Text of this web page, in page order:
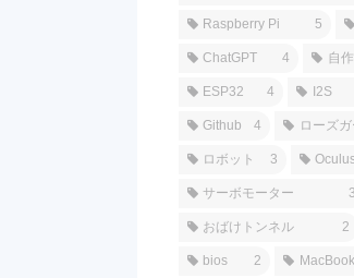
Raspberry Pi 5
ChatGPT 4 自
ESP32 4 I2S
Github 4 ローズ
ロボット 3
サーボモーター 3
おばけトンネル 2
bios 2 MacBook